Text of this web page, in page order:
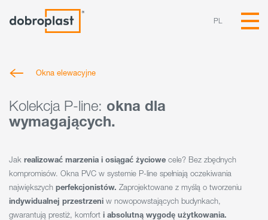
PL
Okna elewacyjne
Kolekcja P-line: okna dla
wymagających.
Jak realizować marzenia i osiągać życiowe cele? Bez zbędnych
kompromisów. Okna PVC w systemie P-line spełniają oczekiwania
największych perfekcjonistów. Zaprojektowane z myślą o tworzeniu
indywidualnej przestrzeni w nowopowstających budynkach,
gwarantują prestiż, komfort i absolutną wygodę użytkowania.